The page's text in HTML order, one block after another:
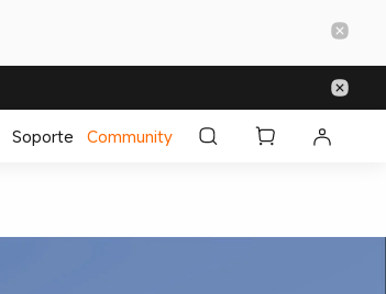
Soporte Community